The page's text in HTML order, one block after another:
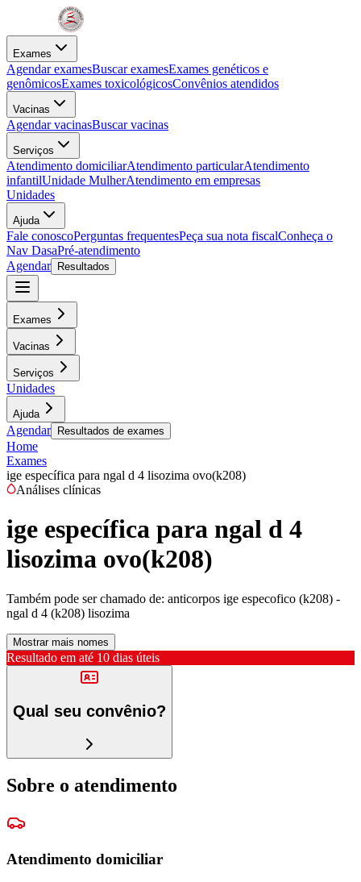
Exames
Agendar examesBuscar examesExames genéticos e
genômicosExames toxicológicosConvênios atendidos
Vacinas
Agendar vacinasBuscar vacinas
Serviços
Atendimento domiciliarAtendimento particularAtendimento
infantilUnidade MulherAtendimento em empresas
Unidades
Ajuda
Fale conoscoPerguntas frequentesPeça sua nota fiscalConheça o
Nav DasaPré-atendimento
Agendar
Resultados
Exames
Vacinas
Serviços
Unidades
Ajuda
Agendar Resultados de exames
Home
Exames
ige específica para ngal d 4 lisozima ovo(k208)
Análises clínicas
ige específica para ngal d 4
lisozima ovo(k208)
Também pode ser chamado de: anticorpos ige especofico (k208) -
ngal d 4 (k208) lisozima
Mostrar mais nomes
Resultado em até 10 dias úteis
Qual seu convênio?
Sobre o atendimento
Atendimento domiciliar